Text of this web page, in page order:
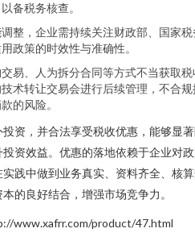
备税务核查。
整，企业需持续关注财政部、国家税
政策的时效性与准确性。
易、人为拆分合同等方式不当获取税
术转让交易会进行后续管理，不合规
的风险。
资，并合法享受税收优惠，能够显
资效益。优惠的落地依赖于企业对
践中做到业务真实、资料齐全、核
的良好结合，增强市场竞争力。
www.xafrr.com/product/47.html